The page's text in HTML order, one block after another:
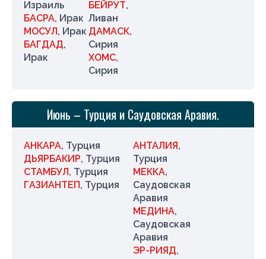
Израиль
БАСРА, Ирак
МОСУЛ, Ирак
БАГДАД,
Ирак
БЕЙРУТ,
Ливан
ДАМАСК,
Сирия
ХОМС,
Сирия
Июнь – Турция и Саудовская Аравия.
АНКАРА, Турция
ДЬЯРБАКИР, Турция
СТАМБУЛ, Турция
ГАЗИАНТЕП, Турция
АНТАЛИЯ,
Турция
МЕККА,
Саудовская
Аравия
МЕДИНА,
Саудовская
Аравия
ЭР-РИЯД,